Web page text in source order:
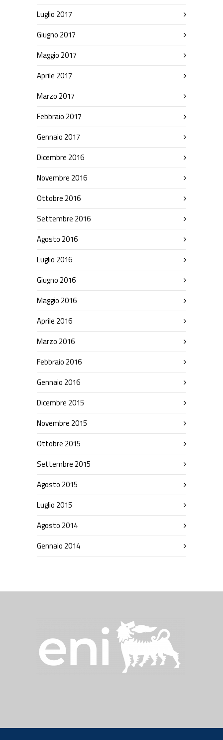
Luglio 2017
Giugno 2017
Maggio 2017
Aprile 2017
Marzo 2017
Febbraio 2017
Gennaio 2017
Dicembre 2016
Novembre 2016
Ottobre 2016
Settembre 2016
Agosto 2016
Luglio 2016
Giugno 2016
Maggio 2016
Aprile 2016
Marzo 2016
Febbraio 2016
Gennaio 2016
Dicembre 2015
Novembre 2015
Ottobre 2015
Settembre 2015
Agosto 2015
Luglio 2015
Agosto 2014
Gennaio 2014